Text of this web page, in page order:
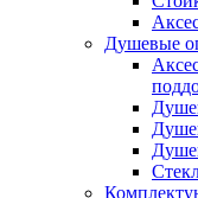
Душевые